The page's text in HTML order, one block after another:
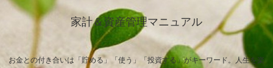
家計＆資産管理マニュアル
お金との付き合いは「貯める」「使う」「投資する」がキーワード。人生を楽